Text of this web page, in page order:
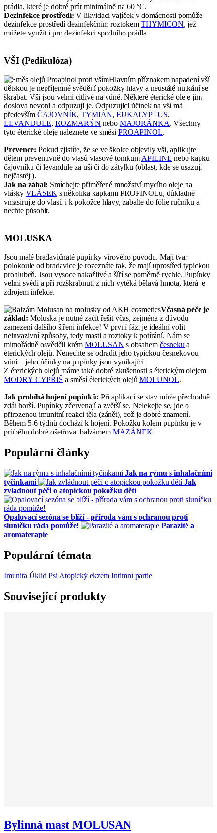
prádla, které je dobré prát minimálně na 60 °C.
Dezinfekce prostředí: V likvidaci vajíček v domácnosti pomůže
dezinfekce prostředí dezinfekčním roztokem THYMICON, jež
můžete využít i pro dezinfekci spodního prádla.
VŠI (Pedikulóza)
Hlavním příznakem napadení vší
dětskou je nepříjemné svědění pokožky hlavy a neustálé nutkání se
škrábat. Vši jsou velmi citlivé na vůně. Některé éterické oleje jim
doslova nevoní a odpuzují je. Odpuzující účinek na vši má
především ČAJOVNÍK, TYMIÁN, EUKALYPTUS,
LEVANDULE, ROZMARÝN nebo MAJORÁNKA. Všechny
tyto éterické oleje naleznete ve směsi PROAPINOL.
Prevence: Pokud zjistíte, že se ve školce objevily vši, aplikujte
dětem preventivně do vlasů vlasové tonikum APILINE nebo kapku
čajovníku či levandule za uši či do zátylku (oblast, kde se usazují
nejčastěji).
Jak na zábal: Smíchejte přiměřené množství mycího oleje na
vlásky VLÁSEK s několika kapkami PROPINOLu, důkladně
vmasírujte do vlasů i k pokožce hlavy, zabalte do fólie ručníku a
nechte působit.
MOLUSKA
Jsou malé bradavičnaté pupínky virového původu. Mají tvar
polokoule od bradavice je rozeznáte tak, že mají uprostřed typickou
prohlubeň. Jsou vysoce nakažlivé a šíří se poměrně rychle. Pupínky
velmi svědí a při rozškrábnutí z nich vytéká bělavá hmota, která je
zdrojem infekce.
Včasná péče je
základ: Moluska je nutné začít řešit včas, zejména z důvodu
zamezení dalšího šíření infekce! V první fázi je ideální volit
neinvazivní způsoby, tedy masti a roztoky k potírání. Nám se
mimořádně osvědčil krém MOLUSAN s obsahem česneku a
éterických olejů. Nenechte se odradit jeho typickou česnekovou
vůní – jeho účinky na pupínky jsou vynikající.
Z éterických olejů máme také dobré zkušenosti s éterickým olejem
MODRÝ CYPŘIŠ a směsí éterických olejů MOLUNOL.
Jak probíhá hojení pupínků: Při aplikaci se stav může přechodně
zdát horší. Pupínky zčervenají a zvětší se. Nelekejte se, jde o
přirozenou imunitní reakci těla (zánět), což je dobré znamení.
Během 5-6 týdnů dochází k hojení. Pokožku kolem pupínků je v
průběhu dobré ošetřovat balzámem MAZÁNEK.
Populární články
Jak na rýmu s inhalačními
tyčinkami
Jak
zvládnout péči o atopickou pokožku dětí
Opalovací sezóna se blíží - příroda vám s ochranou proti
sluníčku ráda pomůže!
Parazité a
aromaterapie
Populární témata
Imunita Úklid Psi Atopický ekzém Intimní partie
Související produkty
Bylinná mast MOLUSAN